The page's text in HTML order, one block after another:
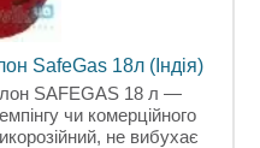
SafeGas 18л (Індія)
SAFEGAS 18 л —
чи комерційного
не вибухає